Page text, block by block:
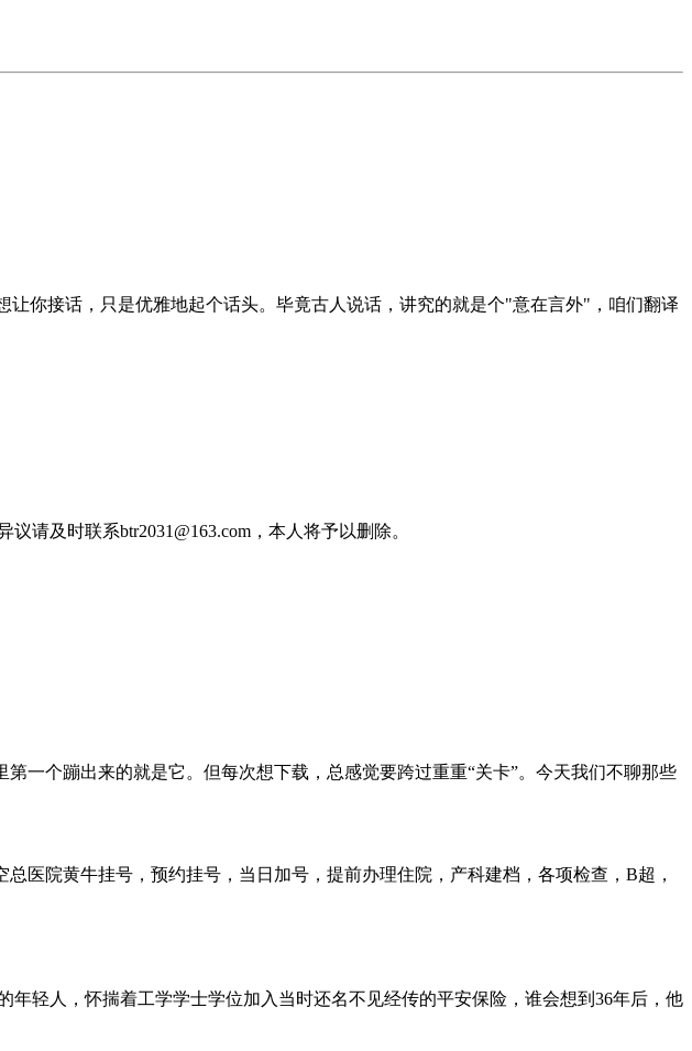
你接话，只是优雅地起个话头。毕竟古人说话，讲究的就是个"意在言外"，咱们翻译
请及时联系btr2031@163.com，本人将予以删除。
一个蹦出来的就是它。但每次想下载，总感觉要跨过重重“关卡”。今天我们不聊那些
医院黄牛挂号，预约挂号，当日加号，提前办理住院，产科建档，各项检查，B超，
轻人，怀揣着工学学士学位加入当时还名不见经传的平安保险，谁会想到36年后，他